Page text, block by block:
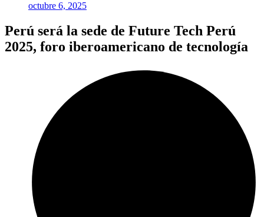
octubre 6, 2025
Perú será la sede de Future Tech Perú
2025, foro iberoamericano de tecnología